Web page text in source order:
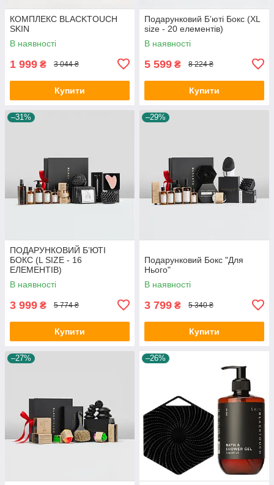
КОМПЛЕКС BLACKTOUCH
SKIN
В наявності
1 999 ₴ 3 044 ₴
Купити
Подарунковий Бʼюті Бокс (XL
size - 20 елементів)
В наявності
5 599 ₴ 8 224 ₴
Купити
–31%
ПОДАРУНКОВИЙ БʼЮТІ
БОКС (L SIZE - 16
ЕЛЕМЕНТІВ)
В наявності
3 999 ₴ 5 774 ₴
Купити
–29%
Подарунковий Бокс "Для
Нього"
В наявності
3 799 ₴ 5 340 ₴
Купити
–27% –26%